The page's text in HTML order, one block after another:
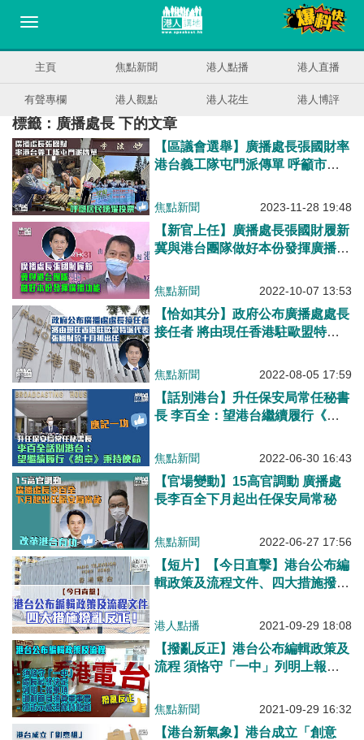
主頁 焦點新聞 港人點播 港人直播
有聲專欄 港人觀點 港人花生 港人博評
標籤：廣播處長 下的文章
【區議會選舉】廣播處長張國財率
港台義工隊屯門派傳單 呼籲市民
焦點新聞 2023-11-28 19:48
【新官上任】廣播處長張國財履新
冀與港台團隊做好本份發揮廣播功
焦點新聞 2022-10-07 13:53
【恰如其分】政府公布廣播處處長
接任者 將由現任香港駐歐盟特派
焦點新聞 2022-08-05 17:59
【話別港台】升任保安局常任秘書
長 李百全：望港台繼續履行《約
焦點新聞 2022-06-30 16:43
【官場變動】15高官調動 廣播處
長李百全下月起出任保安局常秘
焦點新聞 2022-06-27 17:56
【短片】【今日直擊】港台公布編
輯政策及流程文件、四大措施撥亂
港人點播 2021-09-29 18:08
【撥亂反正】港台公布編輯政策及
流程 須恪守「一中」列明上報事
焦點新聞 2021-09-29 16:32
【港台新氣象】港台成立「創意